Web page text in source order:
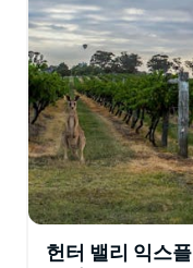
헌터 밸리 익스